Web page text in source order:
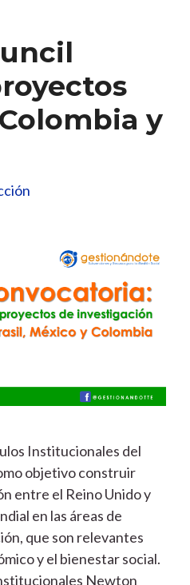
y
Institucionales del
objetivo construir
entre el Reino Unido y
en las áreas de
que son relevantes
y el bienestar social.
Newton